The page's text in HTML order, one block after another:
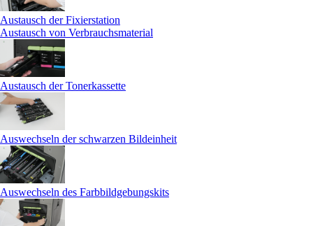
Austausch der Fixierstation
Austausch von Verbrauchsmaterial
Austausch der Tonerkassette
Auswechseln der schwarzen Bildeinheit
Auswechseln des Farbbildgebungskits